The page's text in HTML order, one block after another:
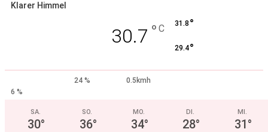
Klarer Himmel
30.7 ° C 31.8 °
29.4°
24 %
0.5kmh
6 %
SA.
30°
SO.
36°
MO.
34°
DI.
28°
MI.
31°